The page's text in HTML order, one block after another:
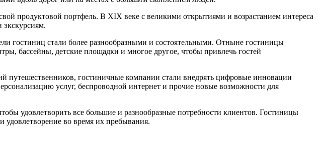
продуктовой портфель. В XIX веке с великими открытиями и возрастанием интереса
экскурсиям.
гостиниц стали более разнообразными и состоятельными. Отныне гостиницы
бассейны, детские площадки и многое другое, чтобы привлечь гостей
путешественников, гостиничные компании стали внедрять цифровые инновации
услуг, беспроводной интернет и прочие новые возможности для
удовлетворить все большие и разнообразные потребности клиентов. Гостиницы
удовлетворение во время их пребывания.